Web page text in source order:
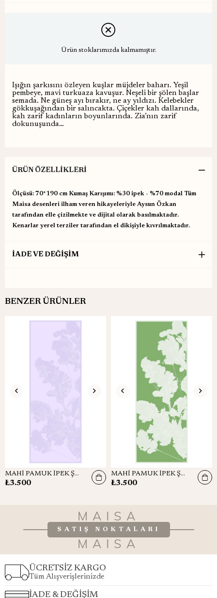
Ürün stoklarımızda kalmamıştır.
Işığın şarkısını özleyen kuşlar müjdeler baharı. Yeşil
pembeye, mavi turkuaza kavuşur. Neşeli bir şölen başlar
semada. Ne güneş ayı bırakır, ne ay yıldızı. Kelebekler
gökkuşağından bir salıncakta. Çiçekler kah dallarında,
kah zarif kadınların boyunlarında. Zia’nın zarif
dokunuşunda…
ÜRÜN ÖZELLIKLERI
Ölçüsü: 70*190 cm Kumaş Karışımı: %30 ipek - %70 modal Tüm
Maisa desenleri ilham veren hikayeleriyle Aysun Özkan
tarafından elle çizilmekte ve dijital olarak basılmaktadır.
Kenarlar yerel terziler tarafından el dikişiyle kıvrılmaktadır.
İADE VE DEĞİŞİM
BENZER ÜRÜNLER
MAHİ PAMUK İPEK ŞAL 70*190 – LİLA
₺3.500
MAHİ PAMUK İPEK ŞAL 70*190 – YEŞİL
₺3.500
MAISA
SATIŞ NOKTALARI
MAISA
ÜCRETSİZ KARGO
Tüm Alışverişlerinizde
İADE & DEĞİŞİM